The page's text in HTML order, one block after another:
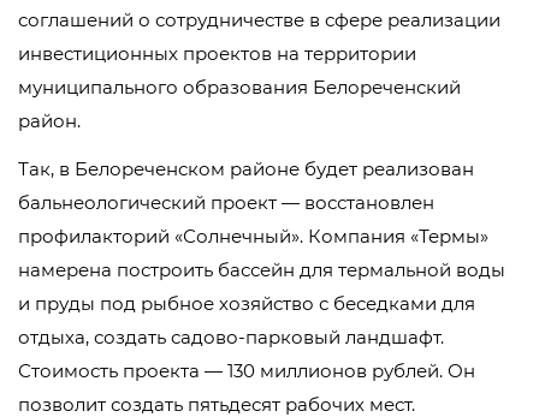
соглашений о сотрудничестве в сфере реализации
инвестиционных проектов на территории
муниципального образования Белореченский
район.
Так, в Белореченском районе будет реализован
бальнеологический проект — восстановлен
профилакторий «Солнечный». Компания «Термы»
намерена построить бассейн для термальной воды
и пруды под рыбное хозяйство с беседками для
отдыха, создать садово-парковый ландшафт.
Стоимость проекта — 130 миллионов рублей. Он
позволит создать пятьдесят рабочих мест.